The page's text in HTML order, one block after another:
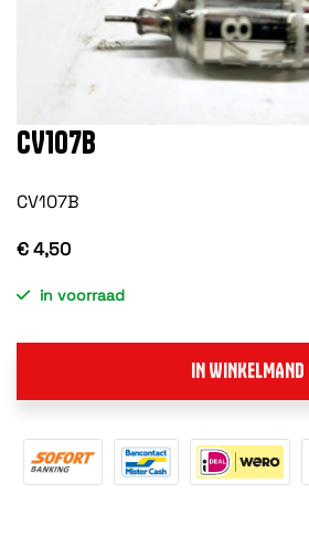
CV107B
CV107B
€ 4,50
in voorraad
IN WINKELMAND